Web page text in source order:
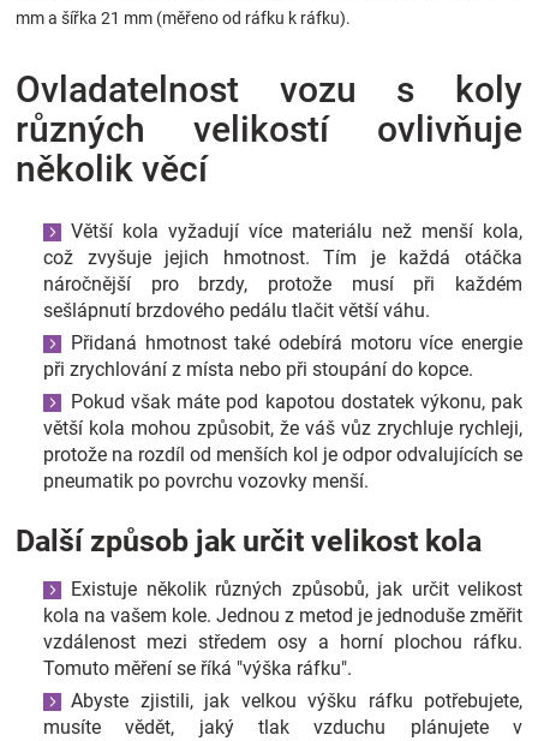
Novinky
Značky
Blog
Hračkářství
Přihlášení
mm a šířka 21 mm (měřeno od ráfku k ráfku).
Ovladatelnost vozu s koly
různých velikostí ovlivňuje
několik věcí
Větší kola vyžadují více materiálu než menší kola,
což zvyšuje jejich hmotnost. Tím je každá otáčka
náročnější pro brzdy, protože musí při každém
sešlápnutí brzdového pedálu tlačit větší váhu.
Přidaná hmotnost také odebírá motoru více energie
při zrychlování z místa nebo při stoupání do kopce.
Pokud však máte pod kapotou dostatek výkonu, pak
větší kola mohou způsobit, že váš vůz zrychluje rychleji,
protože na rozdíl od menších kol je odpor odvalujících se
pneumatik po povrchu vozovky menší.
Další způsob jak určit velikost kola
Existuje několik různých způsobů, jak určit velikost
kola na vašem kole. Jednou z metod je jednoduše změřit
vzdálenost mezi středem osy a horní plochou ráfku.
Tomuto měření se říká "výška ráfku".
Abyste zjistili, jak velkou výšku ráfku potřebujete,
musíte vědět, jaký tlak vzduchu plánujete v